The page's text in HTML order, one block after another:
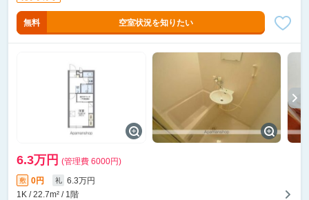
無料 空室状況を知りたい
6.3万円 (管理費 6000円)
敷 0円 礼
6.3万円
1K / 22.7m² / 1階